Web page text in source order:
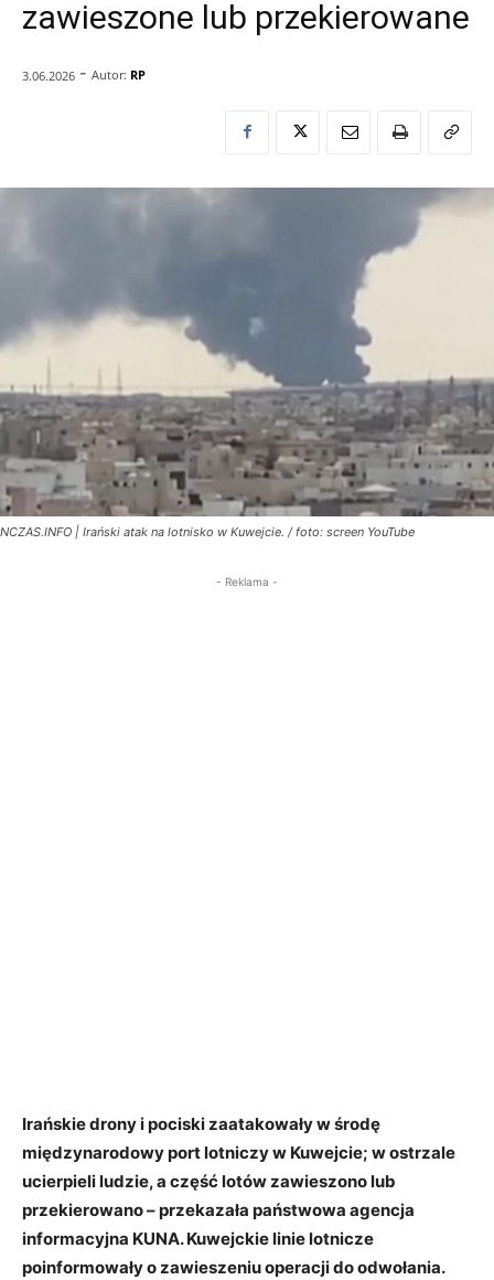
zawieszone lub przekierowane
3.06.2026 - Autor: RP
NCZAS.INFO | Irański atak na lotnisko w Kuwejcie. / foto: screen YouTube
- Reklama -
Irańskie drony i pociski zaatakowały w środę
międzynarodowy port lotniczy w Kuwejcie; w ostrzale
ucierpieli ludzie, a część lotów zawieszono lub
przekierowano – przekazała państwowa agencja
informacyjna KUNA. Kuwejckie linie lotnicze
poinformowały o zawieszeniu operacji do odwołania.